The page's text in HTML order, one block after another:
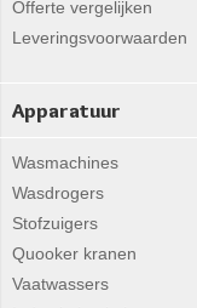
Offerte vergelijken
Leveringsvoorwaarden
Apparatuur
Wasmachines
Wasdrogers
Stofzuigers
Quooker kranen
Vaatwassers